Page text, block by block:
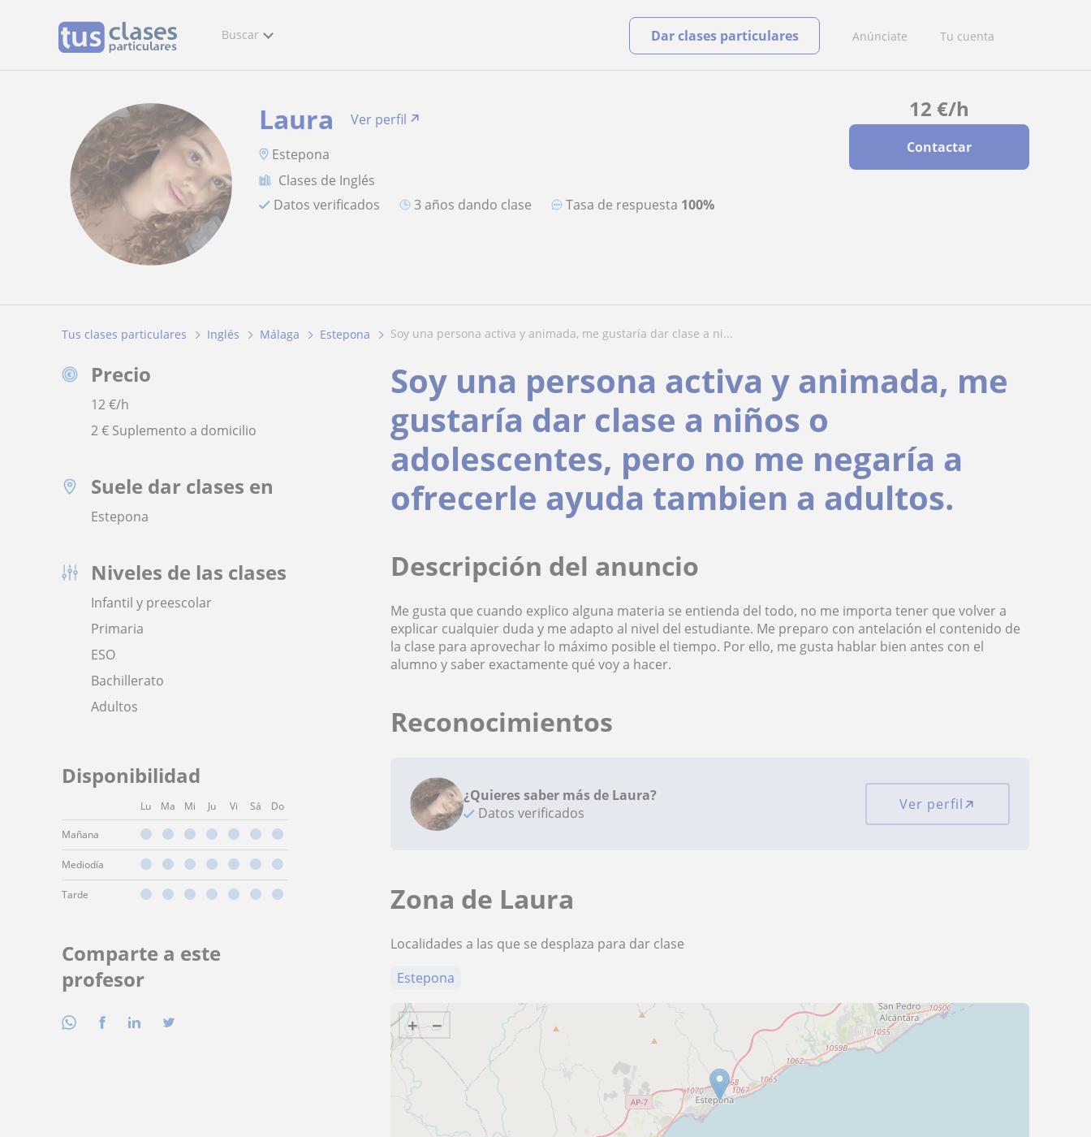
Buscar Anúnciate Tu cuenta
Dar clases particulares
12 €/h
Contactar
Laura
Ver perfil
Estepona
Clases de Inglés
Datos verificados
3 años dando clase Tasa de respuesta 100%
Tus clases particulares Inglés Málaga Estepona soy una persona activa y animada, me gustaría dar clase a ni...
Precio
12€/h
2 € Suplemento a domicilio
Suele dar clases en
Estepona
Niveles de las clases
Infantil y preescolar
Primaria
ESO
Bachillerato
Adultos
Disponibilidad
Lu Ma Mi Ju Vi Sá Do
Mañana
Mediodía
Tarde
Comparte a este
profesor
Soy una persona activa y animada, me
gustaría dar clase a niños o
adolescentes, pero no me negaría a
ofrecerle ayuda tambien a adultos.
Descripción del anuncio
Me gusta que cuando explico alguna materia se entienda del todo, no me importa tener que volver a
explicar cualquier duda y me adapto al nivel del estudiante. Me preparo con antelación el contenido de
la clase para aprovechar lo máximo posible el tiempo. Por ello, me gusta hablar bien antes con el
alumno y saber exactamente qué voy a hacer.
Reconocimientos
¿Quieres saber más de Laura?
Datos verificados
Ver perfil
Zona de Laura
Localidades a las que se desplaza para dar clase
Estepona
+ −